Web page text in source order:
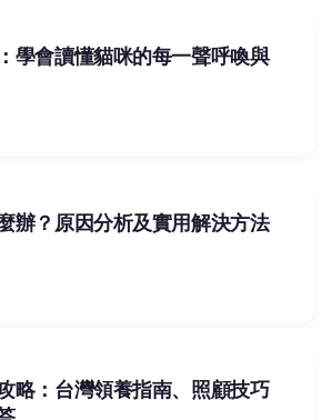
學會讀懂貓咪的每一聲呼喚與
辦？原因分析及實用解決方法
略：台灣領養指南、照顧技巧